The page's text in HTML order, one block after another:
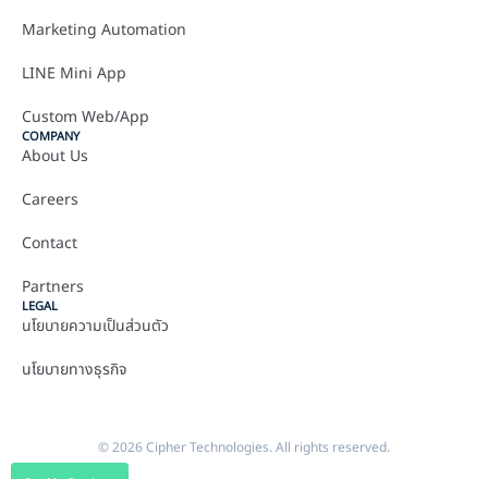
Marketing Automation
LINE Mini App
Custom Web/App
COMPANY
About Us
Careers
Contact
Partners
LEGAL
นโยบายความเป็นส่วนตัว
นโยบายทางธุรกิจ
© 2026 Cipher Technologies. All rights reserved.